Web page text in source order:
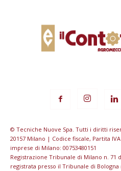
© Tecniche Nuove Spa. Tutti i diritti
20157 Milano | Codice fiscale, Partita
imprese di Milano: 00753480151
Registrazione Tribunale di Milano n. 71
registrata presso il Tribunale di Bologna